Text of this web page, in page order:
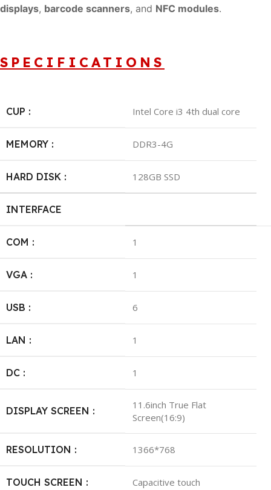
displays, barcode scanners, and NFC modules.
SPECIFICATIONS
CUP : Intel Core i3 4th dual core
MEMORY : DDR3-4G
HARD DISK : 128GB SSD
INTERFACE
COM : 1
VGA : 1
USB : 6
LAN : 1
DC : 1
DISPLAY SCREEN :
11.6inch True Flat
Screen(16:9)
RESOLUTION : 1366*768
TOUCH SCREEN : Capacitive touch